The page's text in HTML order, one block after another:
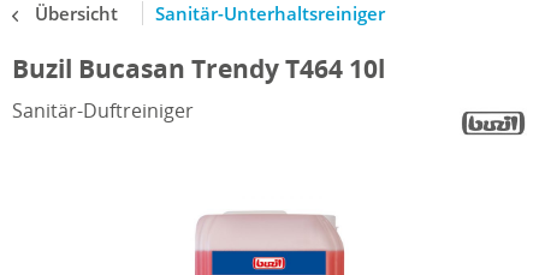
Übersicht Sanitär-Unterhaltsreiniger
Buzil Bucasan Trendy T464 10l
Sanitär-Duftreiniger